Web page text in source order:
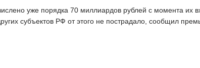
уже порядка 70 миллиардов рублей с момента их
субъектов РФ от этого не пострадало, сообщил